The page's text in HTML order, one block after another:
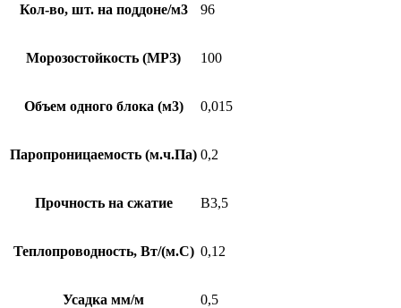
Кол-во, шт. на поддоне/м3 96
Морозостойкость (МРЗ) 100
Объем одного блока (м3) 0,015
Паропроницаемость (м.ч.Па) 0,2
Прочность на сжатие В3,5
Теплопроводность, Вт/(м.С) 0,12
Усадка мм/м 0,5